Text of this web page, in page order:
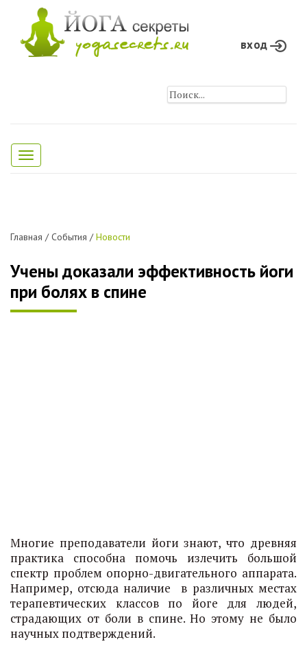
вход
Toggle
navigation
Главная /События /Новости
Учены доказали эффективность йоги
при болях в спине
Многие преподаватели йоги знают, что древняя
практика способна помочь излечить большой
спектр проблем опорно-двигательного аппарата.
Например, отсюда наличие в различных местах
терапевтических классов по йоге для людей,
страдающих от боли в спине. Но этому не было
научных подтверждений.